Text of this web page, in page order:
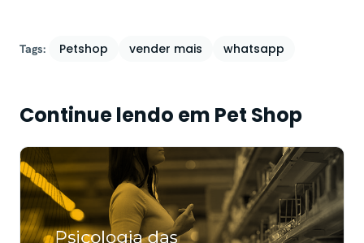
Tags: Petshop vender mais whatsapp
Continue lendo em Pet Shop